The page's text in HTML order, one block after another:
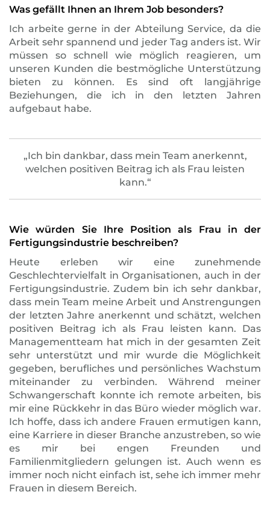
Was gefällt Ihnen an Ihrem Job besonders?
Ich arbeite gerne in der Abteilung Service, da die
Arbeit sehr spannend und jeder Tag anders ist. Wir
müssen so schnell wie möglich reagieren, um
unseren Kunden die bestmögliche Unterstützung
bieten zu können. Es sind oft langjährige
Beziehungen, die ich in den letzten Jahren
aufgebaut habe.
„Ich bin dankbar, dass mein Team anerkennt,
welchen positiven Beitrag ich als Frau leisten
kann.“
Wie würden Sie Ihre Position als Frau in der
Fertigungsindustrie beschreiben?
Heute erleben wir eine zunehmende
Geschlechtervielfalt in Organisationen, auch in der
Fertigungsindustrie. Zudem bin ich sehr dankbar,
dass mein Team meine Arbeit und Anstrengungen
der letzten Jahre anerkennt und schätzt, welchen
positiven Beitrag ich als Frau leisten kann. Das
Managementteam hat mich in der gesamten Zeit
sehr unterstützt und mir wurde die Möglichkeit
gegeben, berufliches und persönliches Wachstum
miteinander zu verbinden. Während meiner
Schwangerschaft konnte ich remote arbeiten, bis
mir eine Rückkehr in das Büro wieder möglich war.
Ich hoffe, dass ich andere Frauen ermutigen kann,
eine Karriere in dieser Branche anzustreben, so wie
es mir bei engen Freunden und
Familienmitgliedern gelungen ist. Auch wenn es
immer noch nicht einfach ist, sehe ich immer mehr
Frauen in diesem Bereich.